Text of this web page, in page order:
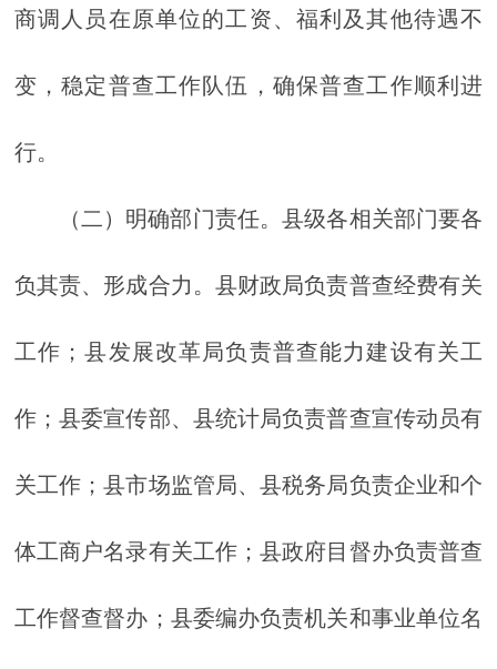
商调人员在原单位的工资、福利及其他待遇不
变，稳定普查工作队伍，确保普查工作顺利进
行。
（二）明确部门责任。县级各相关部门要各
负其责、形成合力。县财政局负责普查经费有关
工作；县发展改革局负责普查能力建设有关工
作；县委宣传部、县统计局负责普查宣传动员有
关工作；县市场监管局、县税务局负责企业和个
体工商户名录有关工作；县政府目督办负责普查
工作督查督办；县委编办负责机关和事业单位名